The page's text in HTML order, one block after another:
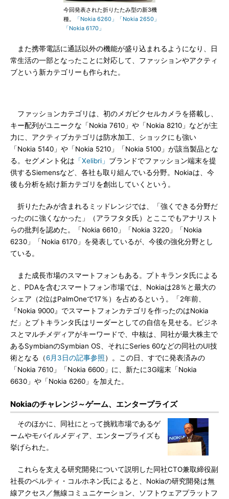
今回発表された折りたたみ型の新3機
種。
「Nokia 6260」
「Nokia 2650」
「Nokia 6170」
また携帯電話に通話以外の機能が盛り込まれるようになり、日
常生活の一部となったことに対応して、ファッションやアクティ
ブという新カテゴリーも作られた。
ファッションカテゴリは、初のメガピクセルカメラを搭載し、
キー配列がユニークな「Nokia 7610」や「Nokia 8210」などが主
力に、アクティブカテゴリは防水加工、ショックにも強い
「Nokia 5140」や「Nokia 5210」「Nokia 5100」が該当製品とな
る。セグメント化は 「Xelibri」 ブランドでファッション端末を提
供するSiemensなど、各社も取り組んでいる分野。Nokiaは、今
後も分析を続け新カテゴリを創出していくという。
折りたたみが含まれるミッドレンジでは、「強くできる分野だ
ったのに強くなかった」（アラフタタ氏）とここでもアナリスト
らの批判を認めた。「Nokia 6610」「Nokia 3220」「Nokia
6230」「Nokia 6170」を発表しているが、今後の強化分野とし
ている。
また成長市場のスマートフォンもある。プトキランタ氏による
と、PDAを含むスマートフォン市場では、Nokiaは28％と最大の
シェア（2位はPalmOneで17％）を占めるという。「2年前、
『Nokia 9000』でスマートフォンカテゴリを作ったのはNokia
だ」とプトキランタ氏はリーダーとしての自信を見せる。ビジネ
スとマルチメディアがキーワードで、中核は、同社が最大株主で
あるSymbianのSymbian OS、それにSeries 60などの同社のUI技
術となる（6月3日の記事参照）。この日、すでに発表済みの
「Nokia 7610」「Nokia 6600」に、新たに3G端末「Nokia
6630」や「Nokia 6260」を加えた。
Nokiaのチャレンジ～ゲーム、エンタープライズ
そのほかに、同社にとって挑戦市場であるゲ
ームやモバイルメディア、エンタープライズも
挙げられた。
これらを支える研究開発について説明した同社CTO兼取締役副
社長のペルティ・コルホネン氏によると、Nokiaの研究開発は無
線アクセス／無線コミュニケーション、ソフトウェアプラットフ